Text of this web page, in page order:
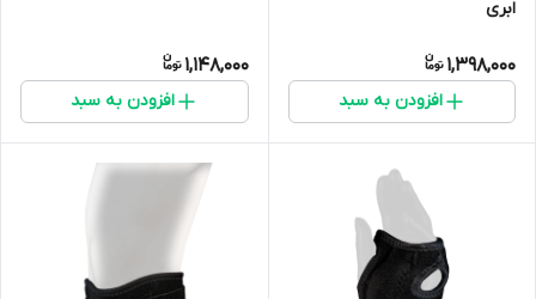
ابری
1,398,000
افزودن به سبد
1,148,000
افزودن به سبد